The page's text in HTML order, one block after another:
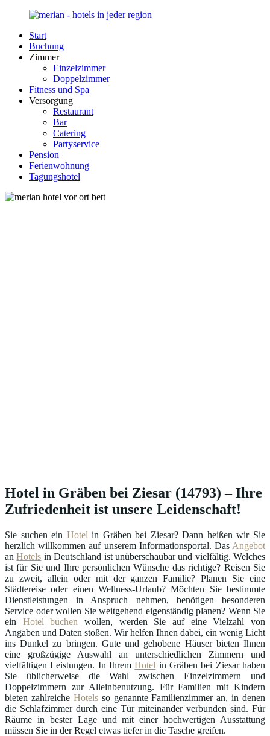
Zurück
Inhalt
Merian-
Hotel.de
Portal
Unterkunft
Deutschland
Start
Buchung
Zimmer
Einzelzimmer
Doppelzimmer
Fitness und Spa
Versorgung
Restaurant
Bar
Catering
Partyservice
Pension
Ferienwohnung
Tagungshotel
Hotel in Gräben bei Ziesar (14793) – Ihre
Zufriedenheit ist unsere Leidenschaft!
Sie suchen ein Hotel in Gräben bei Ziesar? Dann heißen wir Sie
herzlich willkommen auf unserem Informationsportal. Das Angebot
anHotels in Deutschland ist unüberschaubar und vielfältig. Welches
ist für Sie und Ihre persönlichen Wünsche das richtige? Reisen Sie
zu zweit, allein oder mit der ganzen Familie? Planen Sie eine
Städtereise oder einen Wellness-Urlaub? Möchten Sie bestimmte
Dienstleistungen in Anspruch nehmen, benötigen besonderen
Service oder wollen Sie weitgehend eigenständig planen? Wenn Sie
ein Hotel buchen wollen, werden Sie auf eine Vielzahl von
Angaben und Daten stoßen. Wir helfen Ihnen dabei, ein wenig Licht
ins Dunkel zu bringen. Gute und gehobene Häuser bieten Ihnen
eine großzügige Auswahl an unterschiedlichen Zimmern und
vielfältigen Leistungen. In IhremHotel in Gräben bei Ziesar haben
Sie üblicherweise die Wahl zwischen Einzelzimmern und
Doppelzimmern zur Alleinbenutzung. Für Familien mit Kindern
bieten zahlreiche Hotelsso genannte Familienzimmer an, in denen
die Schlafzimmer durch eine Tür miteinander verbunden sind. Für
Räume in bester Lage und mit einer hochwertigen Ausstattung
müssen Sie in der Regel etwas tiefer in die Tasche greifen.